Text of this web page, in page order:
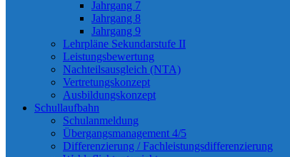
Jahrgang 7
Jahrgang 8
Jahrgang 9
Lehrpläne Sekundarstufe II
Leistungsbewertung
Nachteilsausgleich (NTA)
Vertretungskonzept
Ausbildungskonzept
Schullaufbahn
Schulanmeldung
Übergangsmanagement 4/5
Differenzierung / Fachleistungsdifferenzierung